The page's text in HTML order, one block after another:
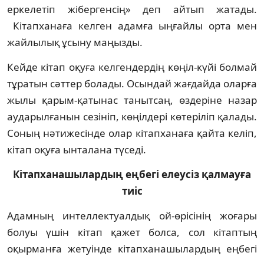
еркелетіп жібергенсің» деп айтып жатады.
Кітапханаға келген адам­ға ыңғайлы орта мен
жайлылық ұсыну маңыз­ды.
Кейде кітап оқуға келгендердің көңіл-күйі болмай
тұратын сәттер болады. Осындай жағдайда оларға
жылы қарым-қа­тынас танытсаң, өздеріне назар
аударыл­ғанын сезініп, көңілдері көтеріліп қалады.
Соның нәтижесінде олар кітапханаға қайта келіп,
кітап оқуға ынталана түседі.
Кітапханашылардың еңбегі елеусіз қалмауға
тиіс
Адамның интеллектуалдық ой-өрісінің жо­ғары
болуы үшін кітап қажет болса, сол кі­таптың
оқырманға жетуінде кітап­хана­шы­лардың еңбегі